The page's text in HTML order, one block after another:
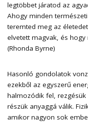
legtöbbet járatod az
Ahogy minden
teremted meg az
elvetett magvak, és hogy
(Rhonda Byrne)
Hasonló gondolatok
ezekből az egyszerű
halmozódik fel,
részük anyaggá válik.
amikor nagyon sok